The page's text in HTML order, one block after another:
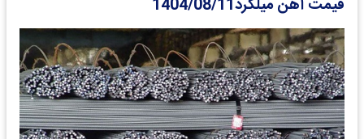
قیمت آهن میلگرد1404/08/11